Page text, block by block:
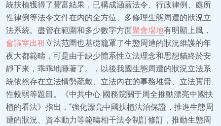
統扶植獲得了豐富結果，已構成涵蓋法令、行政律例、處所
性律例等法令文件在內的全方位、多條理生態周遭的狀況立
法系統。盡管在範圍和多少數字方面聚會場地有明顯上風，
會議室出租立法范圍也基礎籠罩了生態周遭的狀況維護的年
夜大都範疇，可是由于缺少體系性立法理念和思想貓終於安
靜下來，乖乖地睡著了。，以後我國生態周遭的狀況立法系
統依然存在立法情勢疏散、立法內在的事務堆疊、立法實用
性較弱等題目。《中共中心 國務院關于周全推動漂亮中國扶
植的看法》指出，“強化漂亮中國扶植法治保證，推進生態周
遭的狀況、資本動力等範疇相干法令制訂修訂，推動生態周